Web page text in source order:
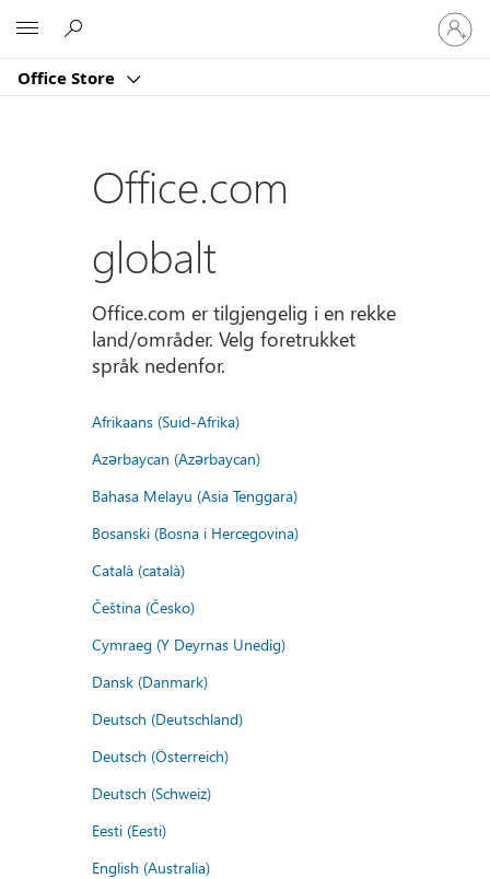
Office Store
Logg
på
kontoen
Office.com
globalt
Office.com er tilgjengelig i en rekke
land/områder. Velg foretrukket
språk nedenfor.
Afrikaans (Suid-Afrika)
Azərbaycan (Azərbaycan)
Bahasa Melayu (Asia Tenggara)
Bosanski (Bosna i Hercegovina)
Català (català)
Čeština (Česko)
Cymraeg (Y Deyrnas Unedig)
Dansk (Danmark)
Deutsch (Deutschland)
Deutsch (Österreich)
Deutsch (Schweiz)
Eesti (Eesti)
English (Australia)